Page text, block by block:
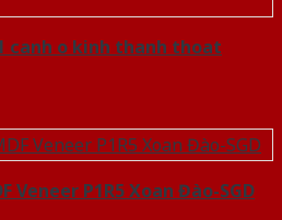
canh o kinh thanh thoat
Veneer P1R5 Xoan Đào-SGD